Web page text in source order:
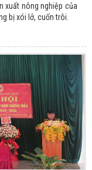
xuất nông nghiệp của
bị xói lở, cuốn trôi.